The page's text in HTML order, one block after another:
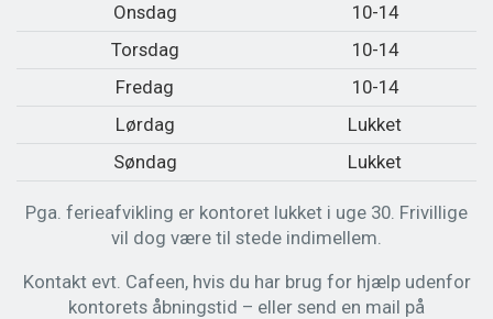
Onsdag
10-14
Torsdag
10-14
Fredag
10-14
Lørdag
Lukket
Søndag
Lukket
Pga. ferieafvikling er kontoret lukket i uge 30. Frivillige
vil dog være til stede indimellem.
Kontakt evt. Cafeen, hvis du har brug for hjælp udenfor
kontorets åbningstid – eller send en mail på